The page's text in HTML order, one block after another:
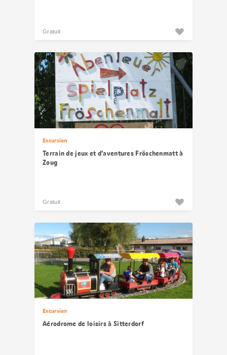
Gratuit
Excursion
Terrain de jeux et d’aventures Fröschenmatt à
Zoug
Gratuit
Excursion
Aérodrome de loisirs à Sitterdorf